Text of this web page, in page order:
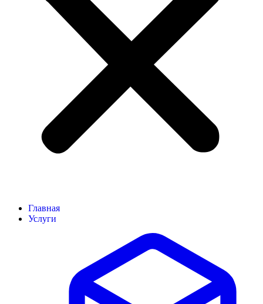
Главная
Услуги